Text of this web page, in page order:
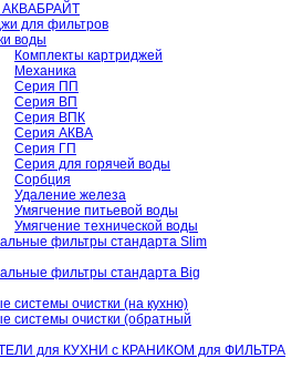
АКВАБРАЙТ
для фильтров
воды
Комплекты картриджей
Механика
Серия ПП
Серия ВП
Серия ВПК
Серия АКВА
Серия ГП
Серия для горячей воды
Сорбция
Удаление железа
Умягчение питьевой воды
Умягчение технической воды
фильтры стандарта Slim
фильтры стандарта Big
системы очистки (на кухню)
системы очистки (обратный
для КУХНИ с КРАНИКОМ для ФИЛЬТРА